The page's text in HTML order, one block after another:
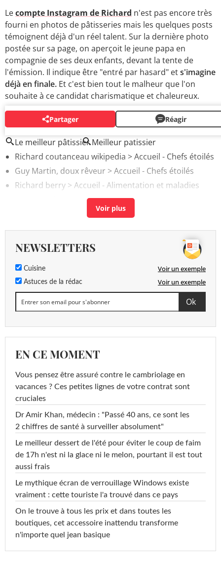
Lecompte Instagram de Richard n'est pas encore très
fourni en photos de pâtisseries mais les quelques posts
témoignent déjà d'un réel talent. Sur la dernière photo
postée sur sa page, on aperçoit le jeune papa en
compagnie de ses deux enfants, devant la tente de
l'émission. Il indique être "entré par hasard" ets'imagine
déjà en finale. Et c'est bien tout le malheur que l'on
souhaite à ce candidat charismatique et chaleureux.
Partager Réagir
AUTOUR DU MÊME SUJET
Le meilleur pâtissier Meilleur patissier
Richard coutanceau wikipedia > Accueil - Chefs étoilés
Guy Martin, doux rêveur > Accueil - Chefs étoilés
Richard berry > Accueil - Alimentation et maladies
Qui est Richard du Meilleur Pâtissier 2023 ?
NEWSLETTERS
Cuisine Voir un exemple
Astuces de la rédac Voir un exemple
EN CE MOMENT
Vous pensez être assuré contre le cambriolage en
vacances ? Ces petites lignes de votre contrat sont
cruciales
Dr Amir Khan, médecin : "Passé 40 ans, ce sont les
2 chiffres de santé à surveiller absolument"
Le meilleur dessert de l'été pour éviter le coup de faim
de 17h n'est ni la glace ni le melon, pourtant il est tout
aussi frais
Le mythique écran de verrouillage Windows existe
vraiment : cette touriste l'a trouvé dans ce pays
On le trouve à tous les prix et dans toutes les
boutiques, cet accessoire inattendu transforme
n'importe quel jean basique